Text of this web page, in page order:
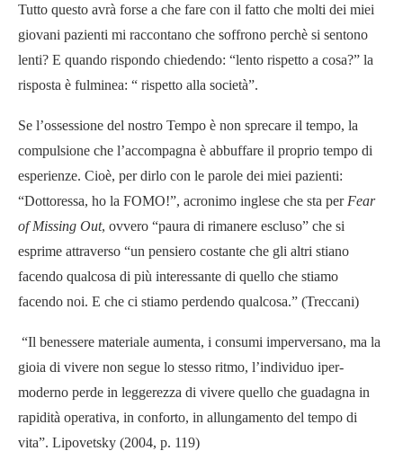
Tutto questo avrà forse a che fare con il fatto che molti dei miei
giovani pazienti mi raccontano che soffrono perchè si sentono
lenti? E quando rispondo chiedendo: “lento rispetto a cosa?” la
risposta è fulminea: “ rispetto alla società”.
Se l’ossessione del nostro Tempo è non sprecare il tempo, la
compulsione che l’accompagna è abbuffare il proprio tempo di
esperienze. Cioè, per dirlo con le parole dei miei pazienti:
“Dottoressa, ho la FOMO!”, acronimo inglese che sta per Fear
of Missing Out, ovvero “paura di rimanere escluso” che si
esprime attraverso “un pensiero costante che gli altri stiano
facendo qualcosa di più interessante di quello che stiamo
facendo noi. E che ci stiamo perdendo qualcosa.” (Treccani)
“Il benessere materiale aumenta, i consumi imperversano, ma la
gioia di vivere non segue lo stesso ritmo, l’individuo iper-
moderno perde in leggerezza di vivere quello che guadagna in
rapidità operativa, in conforto, in allungamento del tempo di
vita”. Lipovetsky (2004, p. 119)